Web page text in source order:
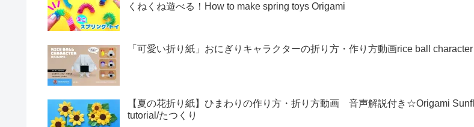
くねくね遊べる！How to make spring toys Origami
「可愛い折り紙」おにぎりキャラクターの折り方・作り方動画rice ball
【夏の花折り紙】ひまわりの作り方・折り方動画 音声解説付き☆Origami
tutorial/たつくり